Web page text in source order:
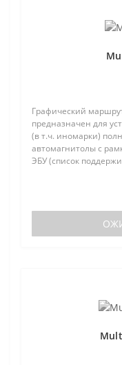
Графический
предназначен для
(в т.ч. иномарки)
автомагнитолы с
ЭБУ (список